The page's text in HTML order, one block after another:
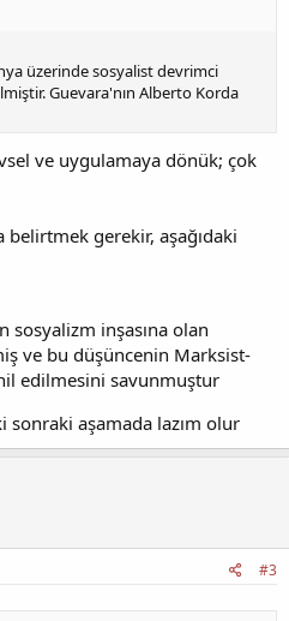
üzerinde sosyalist devrimci
Guevara'nın Alberto Korda
ve uygulamaya dönük; çok
gerekir, aşağıdaki
sosyalizm inşasına olan
ve bu düşüncenin Marksist-
edilmesini savunmuştur
sonraki aşamada lazım olur
#3